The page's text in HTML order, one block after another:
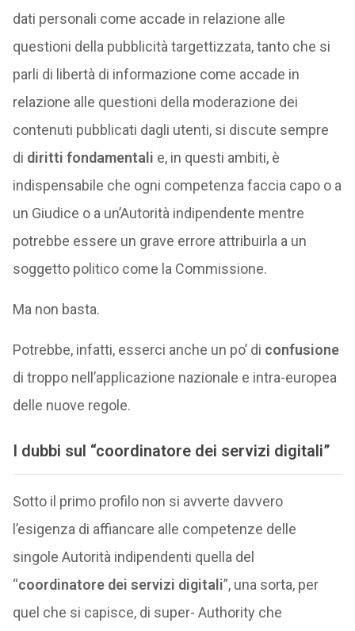
dati personali come accade in relazione alle
questioni della pubblicità targettizzata, tanto che si
parli di libertà di informazione come accade in
relazione alle questioni della moderazione dei
contenuti pubblicati dagli utenti, si discute sempre
di diritti fondamentali e, in questi ambiti, è
indispensabile che ogni competenza faccia capo o a
un Giudice o a un’Autorità indipendente mentre
potrebbe essere un grave errore attribuirla a un
soggetto politico come la Commissione.
Ma non basta.
Potrebbe, infatti, esserci anche un po’ di confusione
di troppo nell’applicazione nazionale e intra-europea
delle nuove regole.
I dubbi sul “coordinatore dei servizi digitali”
Sotto il primo profilo non si avverte davvero
l’esigenza di affiancare alle competenze delle
singole Autorità indipendenti quella del
“coordinatore dei servizi digitali”, una sorta, per
quel che si capisce, di super- Authority che